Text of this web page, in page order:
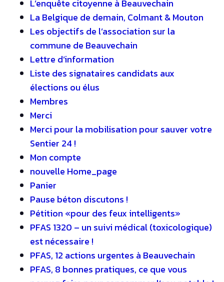
L’enquête citoyenne à Beauvechain
La Belgique de demain, Colmant & Mouton
Les objectifs de l’association sur la
commune de Beauvechain
Lettre d’information
Liste des signataires candidats aux
élections ou élus
Membres
Merci
Merci pour la mobilisation pour sauver votre
Sentier 24 !
Mon compte
nouvelle Home_page
Panier
Pause béton discutons !
Pétition «pour des feux intelligents»
PFAS 1320 – un suivi médical (toxicologique)
est nécessaire !
PFAS, 12 actions urgentes à Beauvechain
PFAS, 8 bonnes pratiques, ce que vous